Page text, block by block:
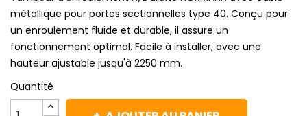
métallique pour portes sectionnelles type 40. Conçu pour
un enroulement fluide et durable, il assure un
fonctionnement optimal. Facile à installer, avec une
hauteur ajustable jusqu'à 2250 mm.
Quantité